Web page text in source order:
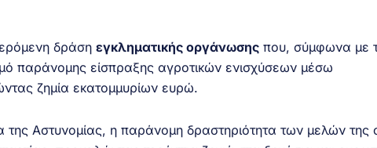
δράση εγκληματικής οργάνωσης που, σύμφωνα με
παράνομης είσπραξης αγροτικών ενισχύσεων μέσω
ζημία εκατομμυρίων ευρώ.
της Αστυνομίας, η παράνομη δραστηριότητα των μελών